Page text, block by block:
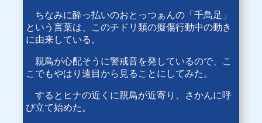
ちなみに酔っ払いのおとっつぁんの「千鳥足」
という言葉は、このチドリ類の擬傷行動中の動き
に由来している。
親鳥が心配そうに警戒音を発しているので、こ
こでもやはり遠目から見ることにしてみた。
するとヒナの近くに親鳥が近寄り、さかんに呼
び立て始めた。